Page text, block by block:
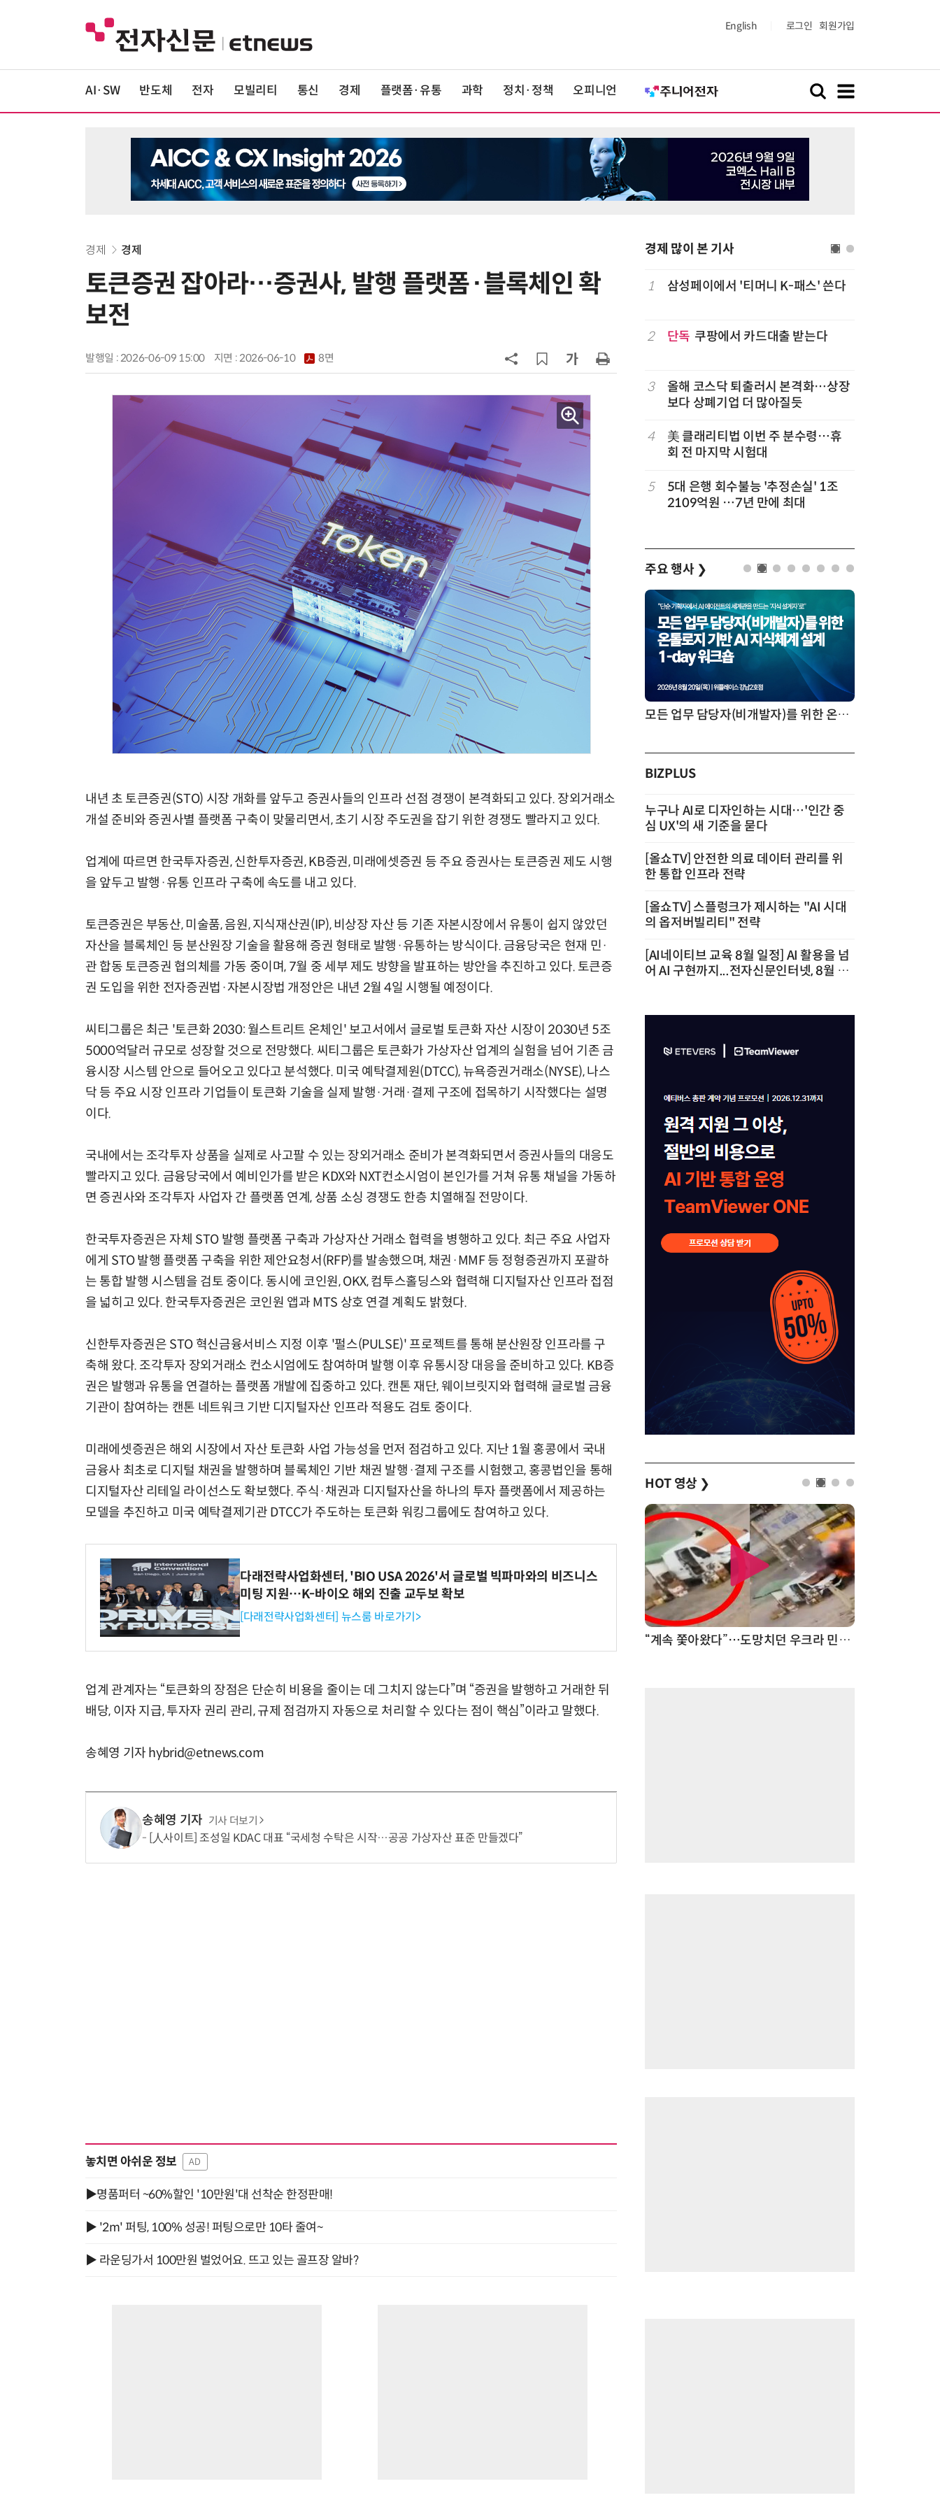
English 로그인 회원가입
AI·SW 반도체 전자 모빌리티 통신 경제 플랫폼·유통 과학 정치·정책 오피니언
경제 경제
토큰증권 잡아라…증권사, 발행 플랫폼·블록체인 확
보전
발행일 : 2026-06-09 15:00 지면 :2026-06-10 8면
내년 초 토큰증권(STO) 시장 개화를 앞두고 증권사들의 인프라 선점 경쟁이 본격화되고 있다. 장외거래소
개설 준비와 증권사별 플랫폼 구축이 맞물리면서, 초기 시장 주도권을 잡기 위한 경쟁도 빨라지고 있다.
업계에 따르면 한국투자증권, 신한투자증권, KB증권, 미래에셋증권 등 주요 증권사는 토큰증권 제도 시행
을 앞두고 발행·유통 인프라 구축에 속도를 내고 있다.
토큰증권은 부동산, 미술품, 음원, 지식재산권(IP), 비상장 자산 등 기존 자본시장에서 유통이 쉽지 않았던
자산을 블록체인 등 분산원장 기술을 활용해 증권 형태로 발행·유통하는 방식이다. 금융당국은 현재 민·
관 합동 토큰증권 협의체를 가동 중이며, 7월 중 세부 제도 방향을 발표하는 방안을 추진하고 있다. 토큰증
권 도입을 위한 전자증권법·자본시장법 개정안은 내년 2월 4일 시행될 예정이다.
씨티그룹은 최근 '토큰화 2030: 월스트리트 온체인' 보고서에서 글로벌 토큰화 자산 시장이 2030년 5조
5000억달러 규모로 성장할 것으로 전망했다. 씨티그룹은 토큰화가 가상자산 업계의 실험을 넘어 기존 금
융시장 시스템 안으로 들어오고 있다고 분석했다. 미국 예탁결제원(DTCC), 뉴욕증권거래소(NYSE), 나스
닥 등 주요 시장 인프라 기업들이 토큰화 기술을 실제 발행·거래·결제 구조에 접목하기 시작했다는 설명
이다.
국내에서는 조각투자 상품을 실제로 사고팔 수 있는 장외거래소 준비가 본격화되면서 증권사들의 대응도
빨라지고 있다. 금융당국에서 예비인가를 받은 KDX와 NXT컨소시엄이 본인가를 거쳐 유통 채널을 가동하
면 증권사와 조각투자 사업자 간 플랫폼 연계, 상품 소싱 경쟁도 한층 치열해질 전망이다.
한국투자증권은 자체 STO 발행 플랫폼 구축과 가상자산 거래소 협력을 병행하고 있다. 최근 주요 사업자
에게 STO 발행 플랫폼 구축을 위한 제안요청서(RFP)를 발송했으며, 채권·MMF 등 정형증권까지 포괄하
는 통합 발행 시스템을 검토 중이다. 동시에 코인원, OKX, 컴투스홀딩스와 협력해 디지털자산 인프라 접점
을 넓히고 있다. 한국투자증권은 코인원 앱과 MTS 상호 연결 계획도 밝혔다.
신한투자증권은 STO 혁신금융서비스 지정 이후 '펄스(PULSE)' 프로젝트를 통해 분산원장 인프라를 구
축해 왔다. 조각투자 장외거래소 컨소시엄에도 참여하며 발행 이후 유통시장 대응을 준비하고 있다. KB증
권은 발행과 유통을 연결하는 플랫폼 개발에 집중하고 있다. 캔톤 재단, 웨이브릿지와 협력해 글로벌 금융
기관이 참여하는 캔톤 네트워크 기반 디지털자산 인프라 적용도 검토 중이다.
미래에셋증권은 해외 시장에서 자산 토큰화 사업 가능성을 먼저 점검하고 있다. 지난 1월 홍콩에서 국내
금융사 최초로 디지털 채권을 발행하며 블록체인 기반 채권 발행·결제 구조를 시험했고, 홍콩법인을 통해
디지털자산 리테일 라이선스도 확보했다. 주식·채권과 디지털자산을 하나의 투자 플랫폼에서 제공하는
모델을 추진하고 미국 예탁결제기관 DTCC가 주도하는 토큰화 워킹그룹에도 참여하고 있다.
다래전략사업화센터, 'BIO USA 2026'서 글로벌 빅파마와의 비즈니스
미팅 지원…K-바이오 해외 진출 교두보 확보
[다래전략사업화센터] 뉴스룸 바로가기>
업계 관계자는 “토큰화의 장점은 단순히 비용을 줄이는 데 그치지 않는다”며 “증권을 발행하고 거래한 뒤
배당, 이자 지급, 투자자 권리 관리, 규제 점검까지 자동으로 처리할 수 있다는 점이 핵심”이라고 말했다.
송혜영 기자 hybrid@etnews.com
송혜영 기자 기사 더보기
[人사이트] 조성일 KDAC 대표 “국세청 수탁은 시작…공공 가상자산 표준 만들겠다”
놓치면 아쉬운 정보 AD
▶명품퍼터 ~60%할인 '10만원'대 선착순 한정판매!
▶ '2m' 퍼팅, 100% 성공! 퍼팅으로만 10타 줄여~
▶ 라운딩가서 100만원 벌었어요. 뜨고 있는 골프장 알바?
경제 많이 본 기사
6 단독 보험 소비자 개인정보 유출 막
서 TV·모니터 '大戰'
대기업과 협력사 AI 상생 시동
500조 퇴직연금 시장 노리는 RA 핀
테크…AI 연금운용 경쟁 본격화
10 코스피 급등에 매수 사이드카 발동
1 삼성페이에서 '티머니 K-패스' 쓴다
2 단독 쿠팡에서 카드대출 받는다
3
올해 코스닥 퇴출러시 본격화…상장
보다 상폐기업 더 많아질듯
4
美 클래리티법 이번 주 분수령…휴
회 전 마지막 시험대
5
5대 은행 회수불능 '추정손실' 1조
2109억원 …7년 만에 최대
주요 행사 ❯
AI × Design : UX 디자이너의 5가지 생존 전략과 실전 대응 모든 업무 담당자(비개발자)를 위한 온톨로지 기반 AI 지식체계 설계 1-day 워크숍
BIZPLUS
누구나 AI로 디자인하는 시대…'인간 중
심 UX'의 새 기준을 묻다
[올쇼TV] 안전한 의료 데이터 관리를 위
한 통합 인프라 전략
[올쇼TV] 스플렁크가 제시하는 "AI 시대
의 옵저버빌리티" 전략
[AI네이티브 교육 8월 일정] AI 활용을 넘
어 AI 구현까지...전자신문인터넷, 8월 실
HOT 영상 ❯
“계속 쫓아왔다”…도망치던 우크라 민간인 공격한 러 자폭 드론